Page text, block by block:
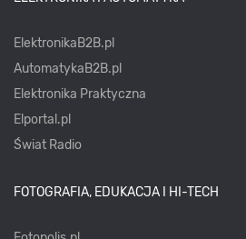
ElektronikaB2B.pl
AutomatykaB2B.pl
Elektronika Praktyczna
Elportal.pl
Świat Radio
FOTOGRAFIA, EDUKACJA I HI-TECH